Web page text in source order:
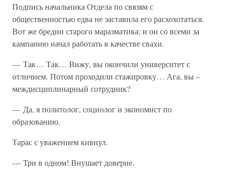
Подпись начальника Отдела по связям с
общественностью едва не заставила его расхохотаться.
Вот же бредни старого маразматика: и он со всеми за
кампанию начал работать в качестве свахи.
— Так… Так… Вижу, вы окончили университет с
отличием. Потом проходили стажировку… Ага, вы –
междисциплинарный сотрудник?
— Да, я политолог, социолог и экономист по
образованию.
Тарас с уважением кивнул.
— Три в одном! Внушает доверие.